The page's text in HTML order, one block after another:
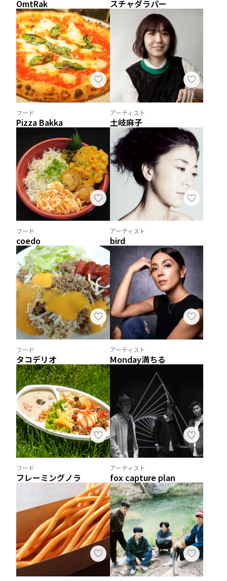
OmtRak スチャダラパー
フード
Pizza Bakka
アーティスト
土岐麻子
フード
coedo
アーティスト
bird
フード
タコデリオ
アーティスト
Monday満ちる
フード
フレーミングノラ
アーティスト
fox capture plan